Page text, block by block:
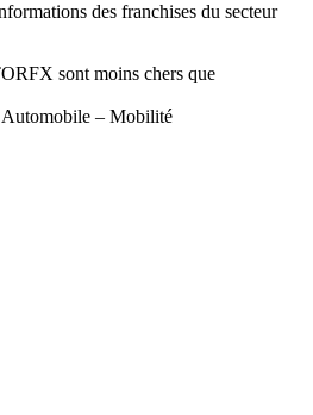
des franchises du secteur
sont moins chers que
Automobile – Mobilité